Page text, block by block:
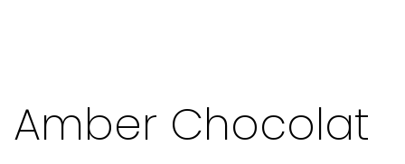
Amber Chocolat